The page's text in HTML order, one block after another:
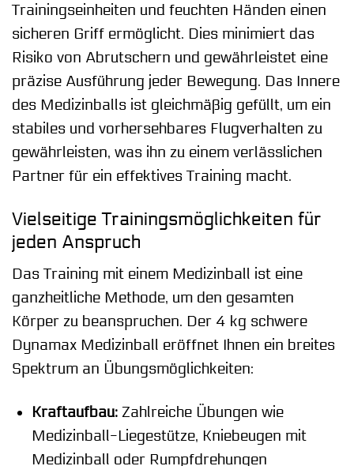
Trainingseinheiten und feuchten Händen einen
sicheren Griff ermöglicht. Dies minimiert das
Risiko von Abrutschern und gewährleistet eine
präzise Ausführung jeder Bewegung. Das Innere
des Medizinballs ist gleichmäßig gefüllt, um ein
stabiles und vorhersehbares Flugverhalten zu
gewährleisten, was ihn zu einem verlässlichen
Partner für ein effektives Training macht.
Vielseitige Trainingsmöglichkeiten für
jeden Anspruch
Das Training mit einem Medizinball ist eine
ganzheitliche Methode, um den gesamten
Körper zu beanspruchen. Der 4 kg schwere
Dynamax Medizinball eröffnet Ihnen ein breites
Spektrum an Übungsmöglichkeiten:
Kraftaufbau:Zahlreiche Übungen wie
Medizinball-Liegestütze, Kniebeugen mit
Medizinball oder Rumpfdrehungen